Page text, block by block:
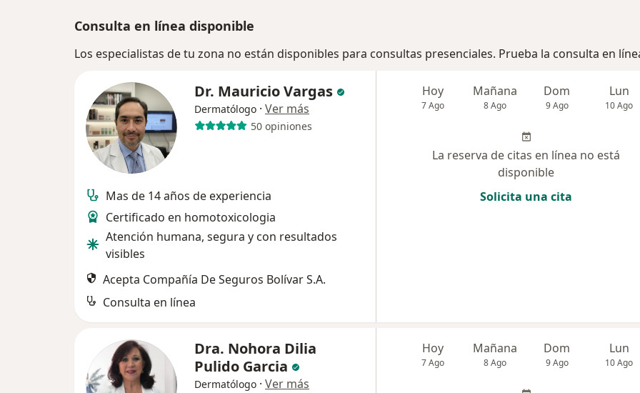
Consulta en línea disponible
Los especialistas de tu zona no están disponibles para consultas presenciales. Prueba la consulta en
Dr. Mauricio Vargas
Dermatólogo · Ver más
50 opiniones
Mas de 14 años de experiencia
Certificado en homotoxicologia
Atención humana, segura y con resultados
visibles
Acepta Compañía De Seguros Bolívar S.A.
Consulta en línea
Hoy
7 Ago
Mañana
8 Ago
Dom
9 Ago
Lun
10 Ago
La reserva de citas en línea no está
disponible
Solicita una cita
Dra. Nohora Dilia
Pulido Garcia
Dermatólogo · Ver más
Hoy
7 Ago
Mañana
8 Ago
Dom
9 Ago
Lun
10 Ago